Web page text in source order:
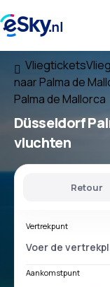
Vliegtickets
naar Palma de
Palma de Mallorca
Düsseldorf
vluchten
Retour
Vertrekpunt
Aankomstpunt